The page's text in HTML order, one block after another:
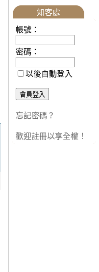
知客處
帳號：
密碼：
以後自動登入
忘記密碼？
歡迎註冊以享全權！